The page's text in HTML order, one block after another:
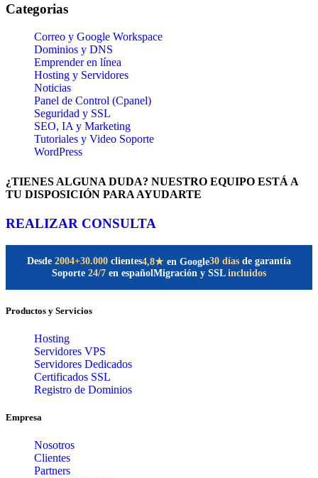
Categorias
Correo y Google Workspace
Dominios y DNS
Emprender en línea
Hosting y Servidores
Noticias
Panel de Control (Cpanel)
Seguridad y SSL
SEO, IA y Marketing
Tutoriales y Video Soporte
WordPress
¿TIENES ALGUNA DUDA? NUESTRO EQUIPO ESTÁ A
TU DISPOSICIÓN PARA AYUDARTE
REALIZAR CONSULTA
Desde 2004+30.000 clientes4,8★ en Google30 días de garantía
Soporte 24/7 en españolMigración y SSL incluidos
Productos y Servicios
Hosting
Servidores VPS
Servidores Dedicados
Certificados SSL
Registro de Dominios
Empresa
Nosotros
Clientes
Partners